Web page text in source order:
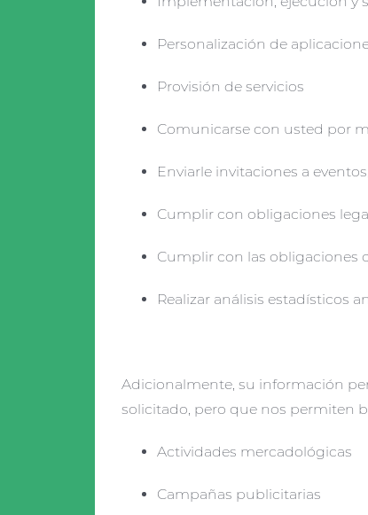
Personalización de
Provisión de servicios
Comunicarse con usted por
Enviarle invitaciones a
Cumplir con obligaciones
Cumplir con las obligaciones
Realizar análisis estadísticos
Adicionalmente, su información
solicitado, pero que nos permiten
Actividades mercadológicas
Campañas publicitarias